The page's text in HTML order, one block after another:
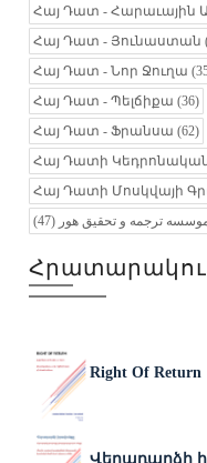
Հայ Դատ - Հարաւային
Հայ Դատ - Յունաստան
Հայ Դատ - Նոր Ջուղա
Հայ Դատ - Պելճիքա (36)
Հայ Դատ - Ֆրանսա (62)
Հայ Դատի
Հայ Դատի Մոսկվայի
ترجمه و تحقیق هور (47)
Right Of Return
Վերադարձի